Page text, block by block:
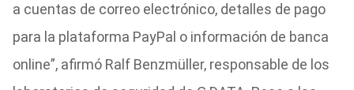
a cuentas de correo electrónico, detalles de pago
para la plataforma PayPal o información de banca
online”, afirmó Ralf Benzmüller, responsable de los